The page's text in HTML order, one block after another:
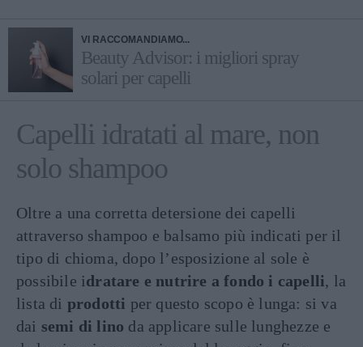
VI RACCOMANDIAMO...
Beauty Advisor: i migliori spray
solari per capelli
Capelli idratati al mare, non
solo shampoo
Oltre a una corretta detersione dei capelli
attraverso shampoo e balsamo più indicati per il
tipo di chioma, dopo l’esposizione al sole è
possibile idratare e nutrire a fondo i capelli, la
lista di prodotti per questo scopo è lunga: si va
dai semi di lino da applicare sulle lunghezze e